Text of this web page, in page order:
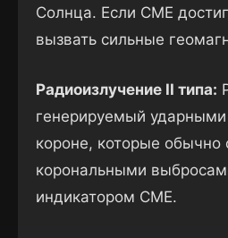
Солнца. Если CME
вызвать сильные
Радиоизлучение II типа:
генерируемый
короне, которые
корональными
индикатором CME.